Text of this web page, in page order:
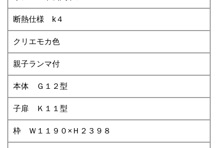
断熱仕様 k４
クリエモカ色
親子ランマ付
本体 Ｇ１２型
子扉 Ｋ１１型
枠 Ｗ１１９０×Ｈ２３９８